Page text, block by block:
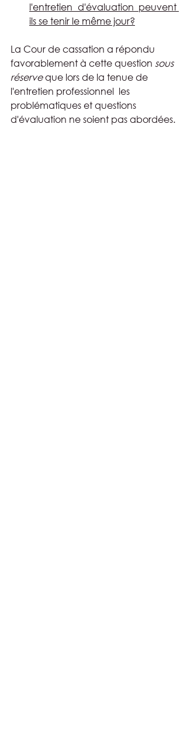
l'entretien d'évaluation peuvent
ils se tenir le même jour?
La Cour de cassation a répondu
favorablement à cette question sous
réserve que lors de la tenue de
l'entretien professionnel  les
problématiques et questions
d'évaluation ne soient pas abordées.